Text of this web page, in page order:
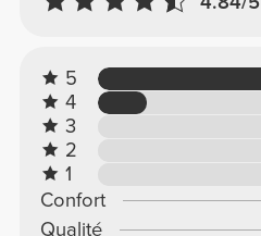
5
4
3
2
1
Confort
Qualité